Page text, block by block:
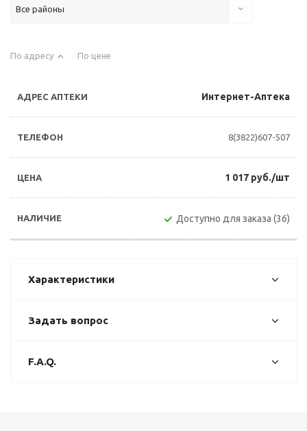
Все районы
По адресу По цене
Интернет-Аптека
8(3822)607-507
1 017 руб./шт
Доступно для заказа (36)
Характеристики
Задать вопрос
F.A.Q.